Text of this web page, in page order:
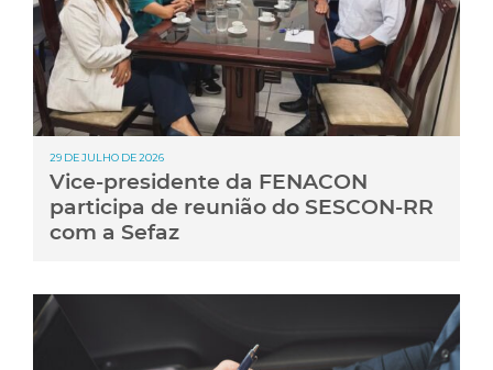
29 DE JULHO DE 2026
Vice-presidente da FENACON
participa de reunião do SESCON-RR
com a Sefaz